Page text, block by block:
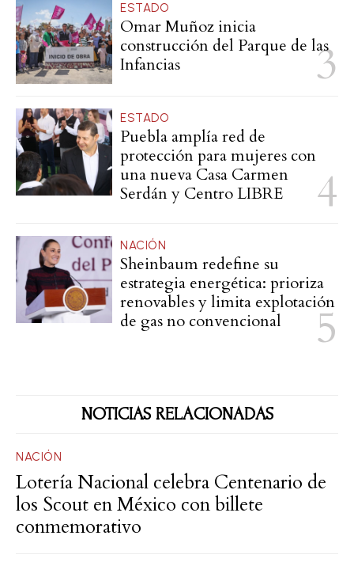
ESTADO
Omar Muñoz inicia
construcción del Parque de las
Infancias
ESTADO
Puebla amplía red de
protección para mujeres con
una nueva Casa Carmen
Serdán y Centro LIBRE
NACIÓN
Sheinbaum redefine su
estrategia energética: prioriza
renovables y limita explotación
de gas no convencional
NOTICIAS RELACIONADAS
NACIÓN
Lotería Nacional celebra Centenario de
los Scout en México con billete
conmemorativo